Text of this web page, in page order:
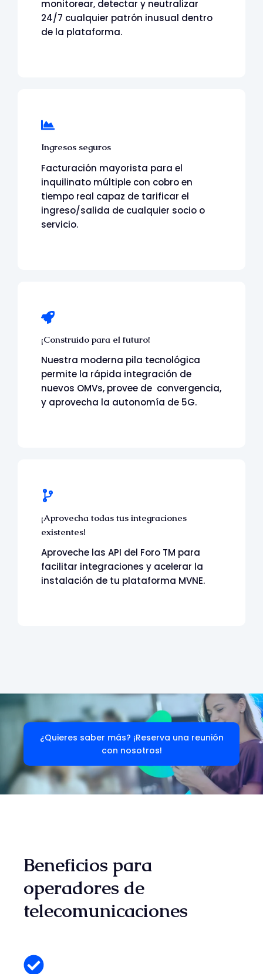
monitorear, detectar y neutralizar
24/7 cualquier patrón inusual dentro
de la plataforma.
Ingresos seguros
Facturación mayorista para el
inquilinato múltiple con cobro en
tiempo real capaz de tarificar el
ingreso/salida de cualquier socio o
servicio.
¡Construido para el futuro!
Nuestra moderna pila tecnológica
permite la rápida integración de
nuevos OMVs, provee de convergencia,
y aprovecha la autonomía de 5G.
¡Aprovecha todas tus integraciones
existentes!
Aproveche las API del Foro TM para
facilitar integraciones y acelerar la
instalación de tu plataforma MVNE.
¿Quieres saber más? ¡Reserva una reunión
con nosotros!
Beneficios para
operadores de
telecomunicaciones